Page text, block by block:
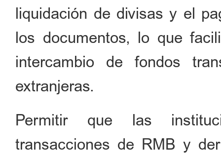
liquidación de divisas y el
los documentos, lo que
intercambio de fondos
extranjeras.
Permitir que las
transacciones de RMB y